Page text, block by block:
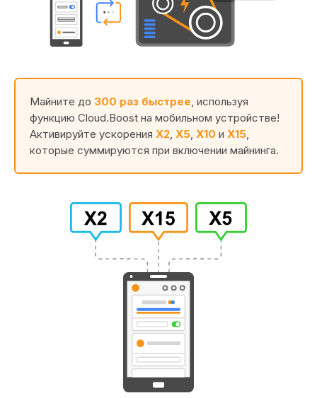
Майните до 300 раз быстрее , используя
функцию Cloud.Boost на мобильном устройстве!
Активируйте ускорения X2 X5 X10 и X15
которые суммируются при включении майнинга.